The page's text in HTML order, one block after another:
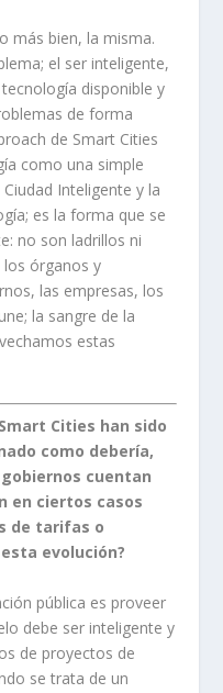
más bien, la misma.
el ser inteligente,
disponible y
de forma
de Smart Cities
como una simple
Inteligente y la
es la forma que se
no son ladrillos ni
los órganos y
las empresas, los
la sangre de la
estas
Cities han sido
como debería,
cuentan
en ciertos casos
de tarifas o
evolución?
pública es proveer
debe ser inteligente y
de proyectos de
se trata de un